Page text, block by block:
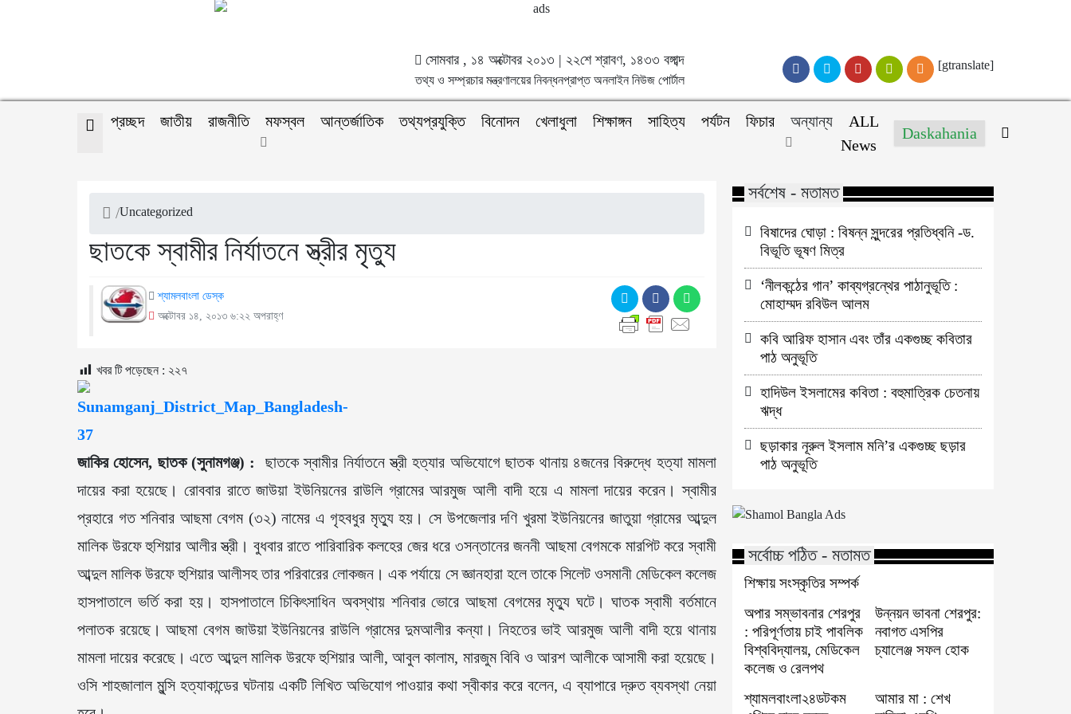
সোমবার , ১৪ অক্টোবর ২০১৩ | ২২শে শ্রাবণ, ১৪৩৩ বঙ্গাব্দ
তথ্য ও সম্প্রচার মন্ত্রণালয়ের নিবন্ধনপ্রাপ্ত অনলাইন নিউজ পোর্টাল
[gtranslate]
প্রচ্ছদ জাতীয় রাজনীতি মফস্বল আন্তর্জাতিক তথ্যপ্রযুক্তি বিনোদন খেলাধুলা শিক্ষাঙ্গন সাহিত্য পর্যটন ফিচার অন্যান্য
ALL
News
Daskahania
/Uncategorized
ছাতকে স্বামীর নির্যাতনে স্ত্রীর মৃত্যু
শ্যামলবাংলা ডেস্ক
অক্টোবর ১৪, ২০১৩ ৬:২২ অপরাহ্ণ
খবর টি পড়েছেন : ২২৭
জাকির হোসেন, ছাতক (সুনামগঞ্জ) :
ছাতকে স্বামীর নির্যাতনে স্ত্রী হত্যার অভিযোগে ছাতক থানায় ৪জনের বিরুদ্ধে হত্যা মামলা
দায়ের করা হয়েছে। রোববার রাতে জাউয়া ইউনিয়নের রাউলি গ্রামের আরমুজ আলী বাদী হয়ে এ মামলা দায়ের করেন। স্বামীর
প্রহারে গত শনিবার আছমা বেগম (৩২) নামের এ গৃহবধুর মৃত্যু হয়। সে উপজেলার দণি খুরমা ইউনিয়নের জাতুয়া গ্রামের আব্দুল
মালিক উরফে হুশিয়ার আলীর স্ত্রী। বুধবার রাতে পারিবারিক কলহের জের ধরে ৩সন্তানের জননী আছমা বেগমকে মারপিট করে স্বামী
আব্দুল মালিক উরফে হুশিয়ার আলীসহ তার পরিবারের লোকজন। এক পর্যায়ে সে জ্ঞানহারা হলে তাকে সিলেট ওসমানী মেডিকেল কলেজ
হাসপাতালে ভর্তি করা হয়। হাসপাতালে চিকিৎসাধিন অবস্থায় শনিবার ভোরে আছমা বেগমের মৃত্যু ঘটে। ঘাতক স্বামী বর্তমানে
পলাতক রয়েছে। আছমা বেগম জাউয়া ইউনিয়নের রাউলি গ্রামের দুমআলীর কন্যা। নিহতের ভাই আরমুজ আলী বাদী হয়ে থানায়
মামলা দায়ের করেছে। এতে আব্দুল মালিক উরফে হুশিয়ার আলী, আবুল কালাম, মারজুম বিবি ও আরশ আলীকে আসামী করা হয়েছে।
ওসি শাহজালাল মুন্সি হত্যাকান্ডের ঘটনায় একটি লিখিত অভিযোগ পাওয়ার কথা স্বীকার করে বলেন, এ ব্যাপারে দ্রুত ব্যবস্থা নেয়া
সর্বশেষ - মতামত
বিষাদের ঘোড়া : বিষন্ন সুন্দরের প্রতিধ্বনি -ড.
বিভূতি ভূষণ মিত্র
‘নীলকন্ঠের গান’ কাব্যগ্রন্থের পাঠানুভূতি :
মোহাম্মদ রবিউল আলম
কবি আরিফ হাসান এবং তাঁর একগুচ্ছ কবিতার
পাঠ অনুভূতি
হাদিউল ইসলামের কবিতা : বহুমাত্রিক চেতনায়
ঋদ্ধ
ছড়াকার নূরুল ইসলাম মনি’র একগুচ্ছ ছড়ার
পাঠ অনুভূতি
সর্বোচ্চ পঠিত - মতামত
শিক্ষায় সংস্কৃতির সম্পর্ক
অপার সম্ভাবনার শেরপুর
: পরিপূর্ণতায় চাই পাবলিক
বিশ্ববিদ্যালয়, মেডিকেল
কলেজ ও রেলপথ
উন্নয়ন ভাবনা শেরপুর:
নবাগত এসপির
চ্যালেঞ্জ সফল হোক
শ্যামলবাংলা২৪ডটকম
আমার মা : শেখ